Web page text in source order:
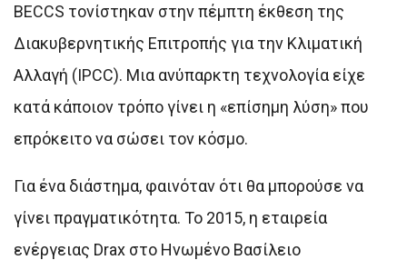
BECCS τονίστηκαν στην πέμπτη έκθεση της
Διακυβερνητικής Επιτροπής για την Κλιματική
Αλλαγή (IPCC). Μια ανύπαρκτη τεχνολογία είχε
κατά κάποιον τρόπο γίνει η «επίσημη λύση» που
επρόκειτο να σώσει τον κόσμο.
Για ένα διάστημα, φαινόταν ότι θα μπορούσε να
γίνει πραγματικότητα. Το 2015, η εταιρεία
ενέργειας Drax στο Ηνωμένο Βασίλειο